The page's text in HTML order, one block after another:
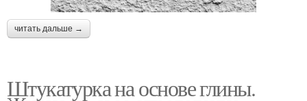
читать дальше →
Штукатурка на основе глины.